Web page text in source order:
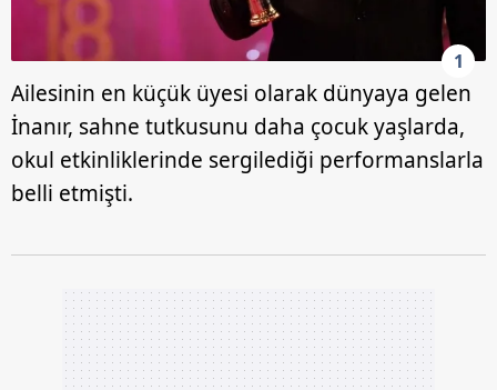
1
Ailesinin en küçük üyesi olarak dünyaya gelen
İnanır, sahne tutkusunu daha çocuk yaşlarda,
okul etkinliklerinde sergilediği performanslarla
belli etmişti.